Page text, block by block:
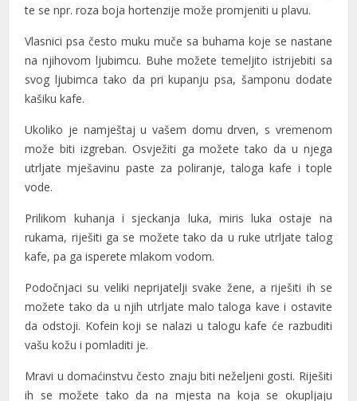
te se npr. roza boja hortenzije može promjeniti u plavu.
Vlasnici psa često muku muče sa buhama koje se nastane
na njihovom ljubimcu. Buhe možete temeljito istrijebiti sa
svog ljubimca tako da pri kupanju psa, šamponu dodate
kašiku kafe.
Ukoliko je namještaj u vašem domu drven, s vremenom
može biti izgreban. Osvježiti ga možete tako da u njega
utrljate mješavinu paste za poliranje, taloga kafe i tople
vode.
Prilikom kuhanja i sjeckanja luka, miris luka ostaje na
rukama, riješiti ga se možete tako da u ruke utrljate talog
kafe, pa ga isperete mlakom vodom.
Podočnjaci su veliki neprijatelji svake žene, a riješiti ih se
možete tako da u njih utrljate malo taloga kave i ostavite
da odstoji. Kofein koji se nalazi u talogu kafe će razbuditi
vašu kožu i pomladiti je.
Mravi u domaćinstvu često znaju biti neželjeni gosti. Riješiti
ih se možete tako da na mjesta na koja se okupljaju